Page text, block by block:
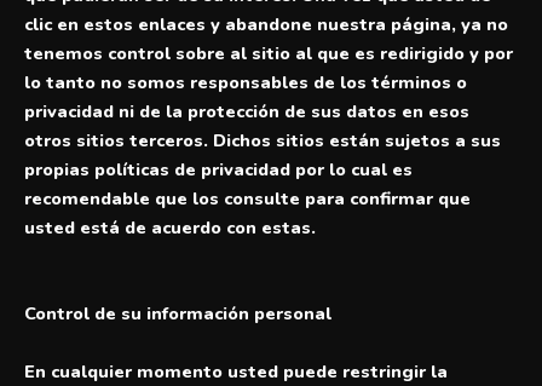
clic en estos enlaces y abandone nuestra página, ya no
tenemos control sobre al sitio al que es redirigido y por
lo tanto no somos responsables de los términos o
privacidad ni de la protección de sus datos en esos
otros sitios terceros. Dichos sitios están sujetos a sus
propias políticas de privacidad por lo cual es
recomendable que los consulte para confirmar que
usted está de acuerdo con estas.
Control de su información personal
En cualquier momento usted puede restringir la